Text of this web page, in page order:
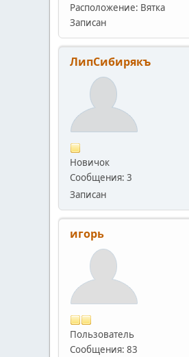
Расположение: Вятка
Записан
ЛипСибирякъ
Новичок
Сообщения: 3
Записан
игорь
Пользователь
Сообщения: 83